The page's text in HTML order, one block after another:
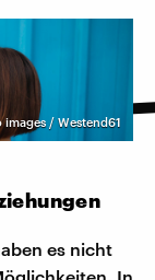
images / Westend61
es nicht